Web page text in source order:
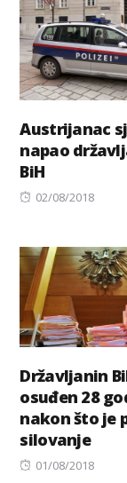
Austrijanac
napao
BiH
Posted
02/08/2018
Državljanin
osuđen 28
nakon što je
silovanje
Posted
01/08/2018